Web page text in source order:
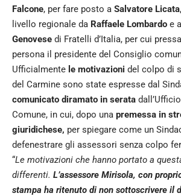
Falcone, per fare posto a Salvatore Licata,
livello regionale da Raffaele Lombardo e a
Genovese di Fratelli d’Italia, per cui
persona il presidente del Consiglio
Ufficialmente le motivazioni del colpo di
del Carmine sono state espresse dal
comunicato diramato in serata
Comune, in cui, dopo una premessa in
giuridichese, per spiegare come un
defenestrare gli assessori senza colpo
“Le motivazioni che hanno portato a
differenti. L’assessore Mirisola, con
stampa ha ritenuto di non sottoscrivere il